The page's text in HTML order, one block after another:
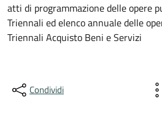
atti di programmazione delle opere
Triennali ed elenco annuale delle
Triennali Acquisto Beni e Servizi
Condividi